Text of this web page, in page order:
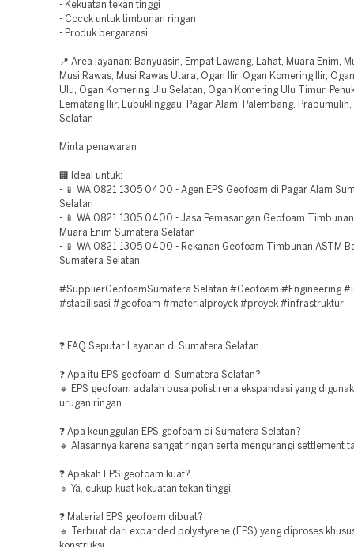
- Kekuatan tekan tinggi
- Cocok untuk timbunan ringan
- Produk bergaransi
📍 Area layanan: Banyuasin, Empat Lawang, Lahat, Muara Enim,
Musi Rawas, Musi Rawas Utara, Ogan Ilir, Ogan Komering Ilir,
Ulu, Ogan Komering Ulu Selatan, Ogan Komering Ulu Timur,
Lematang Ilir, Lubuklinggau, Pagar Alam, Palembang,
Selatan
Minta penawaran
🏢 Ideal untuk:
- 📱 WA 0821 1305 0400 - Agen EPS Geofoam di Pagar Alam
Selatan
- 📱 WA 0821 1305 0400 - Jasa Pemasangan Geofoam
Muara Enim Sumatera Selatan
- 📱 WA 0821 1305 0400 - Rekanan Geofoam Timbunan ASTM
Sumatera Selatan
#SupplierGeofoamSumatera Selatan #Geofoam #Engineering
#stabilisasi #geofoam #materialproyek #proyek #infrastruktur
❓ FAQ Seputar Layanan di Sumatera Selatan
❓ Apa itu EPS geofoam di Sumatera Selatan?
🔹 EPS geofoam adalah busa polistirena ekspandasi yang
urugan ringan.
❓ Apa keunggulan EPS geofoam di Sumatera Selatan?
🔹 Alasannya karena sangat ringan serta mengurangi settlement
❓ Apakah EPS geofoam kuat?
🔹 Ya, cukup kuat kekuatan tekan tinggi.
❓ Material EPS geofoam dibuat?
🔹 Terbuat dari expanded polystyrene (EPS) yang diproses